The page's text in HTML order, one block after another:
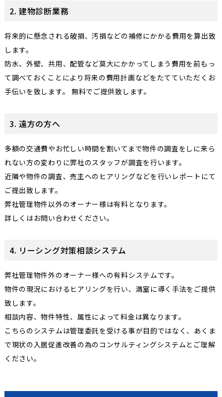
2. 建物診断業務
将来的に懸念される破損、汚損などの補修にかかる費用を算出致
します。
防水、外壁、共用、配管など莫大にかかってしまう費用を前もっ
て調べておくことにより将来の費用計画などをたてていただくお
手伝いを致します。 無料でご提供致します。
3. 遠方の方へ
多額の交通費やお忙しい時間を割いてまで物件の調査をしに来ら
れない方の変わりに弊社のスタッフが調査を行います。
近隣や物件の調査、売主へのヒアリングなどを行いレポートにて
ご提出致します。
弊社管理物件以外のオーナー様は有料となります。
詳しくはお問い合わせください。
4. リーシング対策相談システム
弊社管理物件外のオーナー様への有料システムです。
物件の現況におけるヒアリングを行い、満室に導く手法をご提供
致します。
相談内容、物件特性、属性によって料金は異なります。
こちらのシステムは管理委託を受ける事が目的ではなく、あくま
で現状の入居促進改善の為のコンサルティングシステムとご理解
ください。